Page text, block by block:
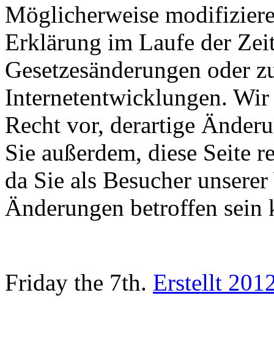
Möglicherweise
Erklärung im Laufe der
Gesetzesänderungen oder
Internetentwicklungen. Wir
Recht vor, derartige
Sie außerdem, diese Seite
da Sie als Besucher
Änderungen betroffen sein
Friday the 7th. Erstellt